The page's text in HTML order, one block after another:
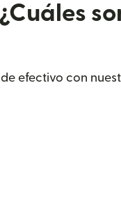
¿Cuáles
de efectivo con